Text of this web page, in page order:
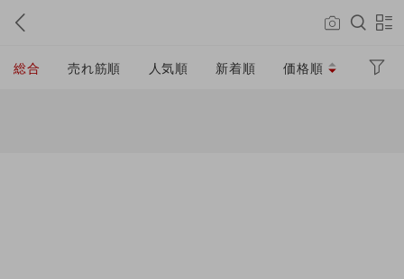
総合 売れ筋順 人気順 新着順 価格順